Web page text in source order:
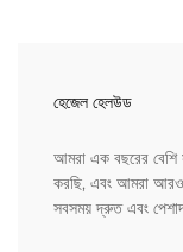
হেজেল হেলউড
আমরা এক বছরের বেশি
করছি, এবং আমরা আরও
সবসময় দ্রুত এবং